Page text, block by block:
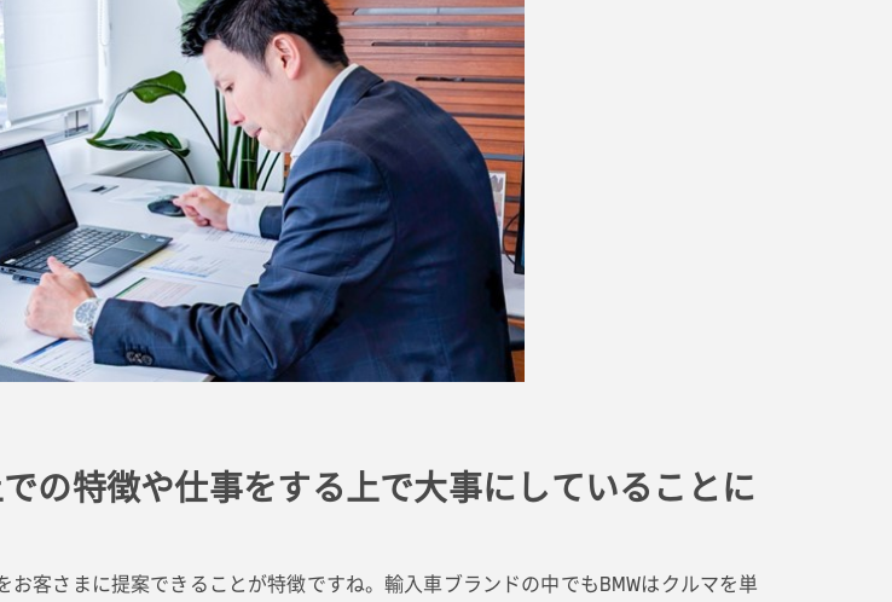
の特徴や仕事をする上で大事にしていることに
客さまに提案できることが特徴ですね。輸入車ブランドの中でもBMWはクルマを単